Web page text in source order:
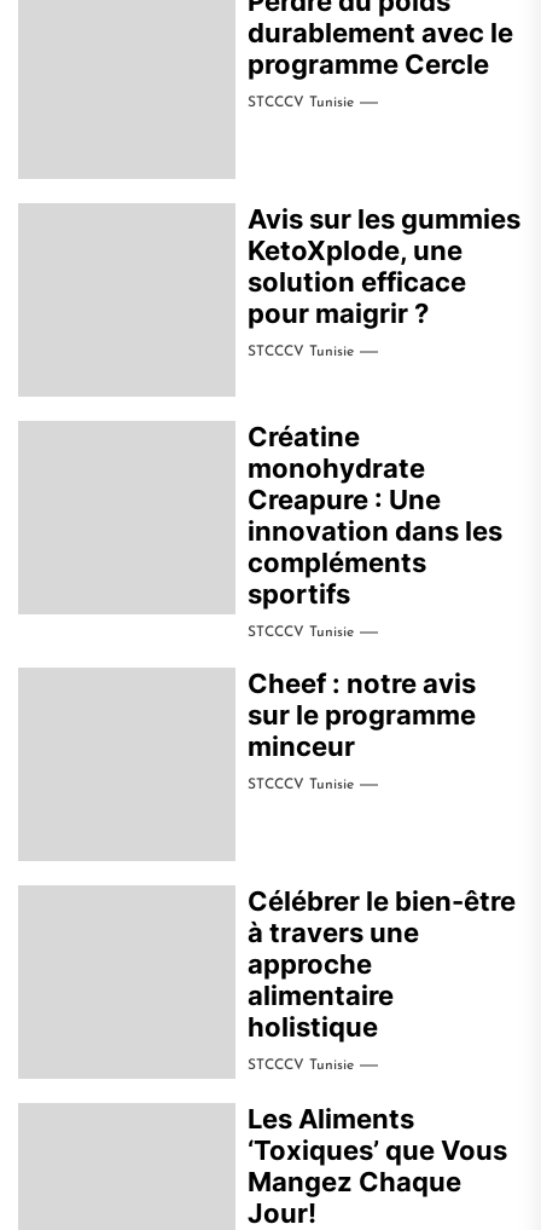
durablement avec le
programme Cercle
STCCCV Tunisie
Avis sur les gummies
KetoXplode, une
solution efficace
pour maigrir ?
STCCCV Tunisie
Créatine
monohydrate
Creapure : Une
innovation dans les
compléments
sportifs
STCCCV Tunisie
Cheef : notre avis
sur le programme
minceur
STCCCV Tunisie
Célébrer le bien-être
à travers une
approche
alimentaire
holistique
STCCCV Tunisie
Les Aliments
‘Toxiques’ que Vous
Mangez Chaque
Jour!